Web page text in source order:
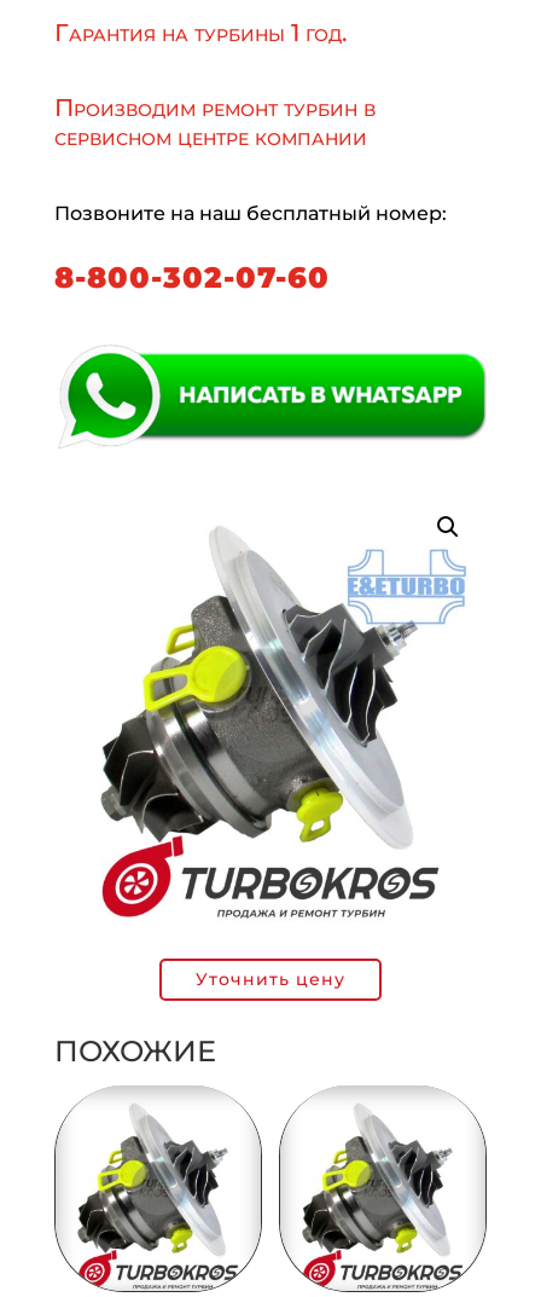
Гарантия на турбины 1 год.
Производим ремонт турбин в
сервисном центре компании
Позвоните на наш бесплатный номер:
8-800-302-07-60
Уточнить цену
ПОХОЖИЕ